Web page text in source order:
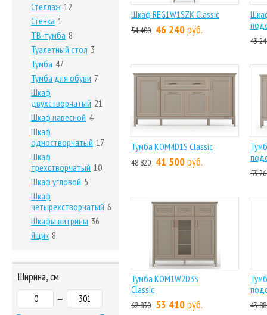
Шкаф REG1W1SZK Classic
54 400 46 240руб.
43
Тумба KOM4D1S Classic
48 820 41 500руб.
53
Тумба KOM1W2D3S
Classic
62 830 53 410руб. 43
Стеллаж 12
Стенка 1
ТВ-тумба 8
Туалетный стол 3
Тумба 47
Тумба для обуви 7
Шкаф
двухстворчатый 21
Шкаф навесной 4
Шкаф
одностворчатый 17
Шкаф
трехстворчатый 10
Шкаф угловой 5
Шкаф
четырехстворчатый 6
Шкафы витрины 36
Ящик 8
Ширина, см
—